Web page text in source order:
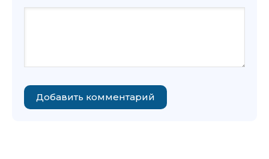
Добавить комментарий